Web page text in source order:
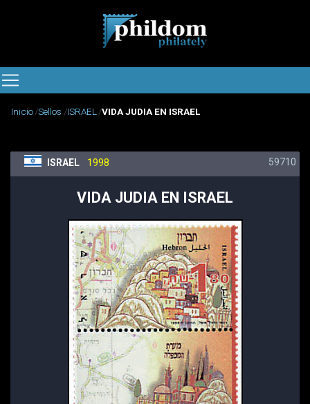
Inicio Sellos ISRAEL VIDA JUDIA EN ISRAEL
ISRAEL 1998 59710
VIDA JUDIA EN ISRAEL